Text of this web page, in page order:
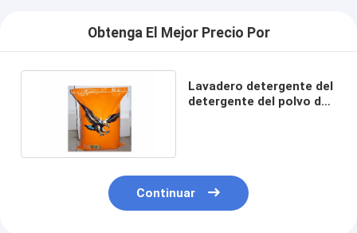
Obtenga El Mejor Precio Por
Lavadero detergente del
detergente del polvo de
Continuar